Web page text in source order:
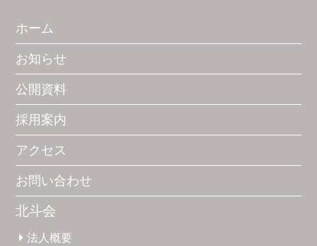
ホーム
お知らせ
公開資料
採用案内
アクセス
お問い合わせ
北斗会
法人概要